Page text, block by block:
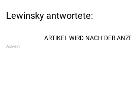
Lewinsky antwortete: